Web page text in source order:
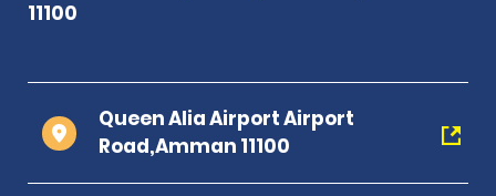
Queen Alia Airport Airport
Road,Amman 11100